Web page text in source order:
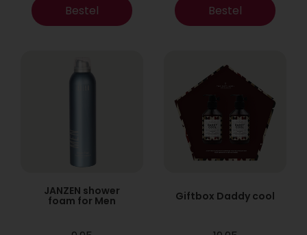
Bestel Bestel
JANZEN shower
foam for Men Giftbox Daddy cool